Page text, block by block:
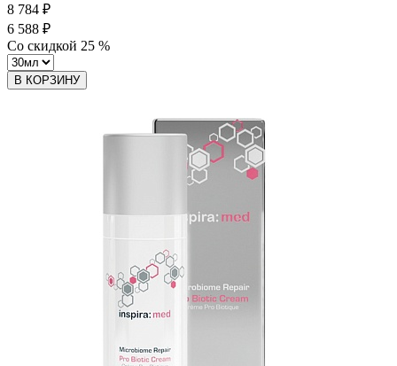
8 784 ₽
6 588 ₽
Со скидкой 25 %
В КОРЗИНУ